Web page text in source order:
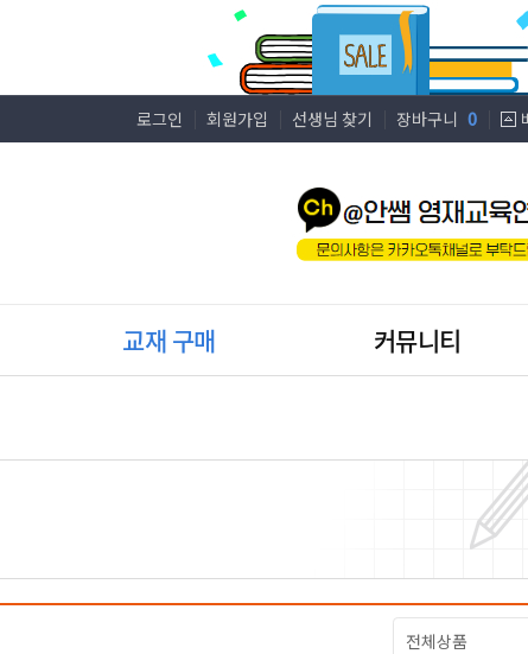
로그인 회원가입 선생님 찾기 장바구니 0
교재 구매 커뮤니티